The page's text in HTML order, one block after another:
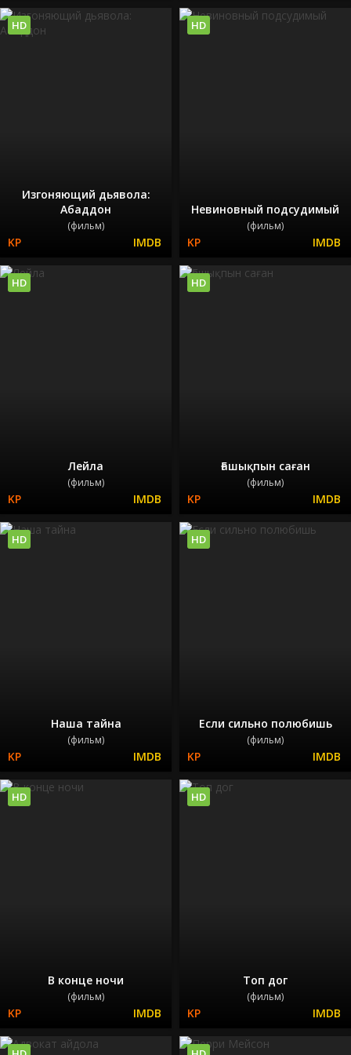
Изгоняющий дьявола:
Абаддон
(фильм)
HD
Невиновный подсудимый
(фильм)
HD
Лейла
(фильм)
HD
Ғашықпын саған
(фильм)
HD
Наша тайна
(фильм)
HD
Если сильно полюбишь
(фильм)
HD
В конце ночи
(фильм)
HD
Топ дог
(фильм)
HD